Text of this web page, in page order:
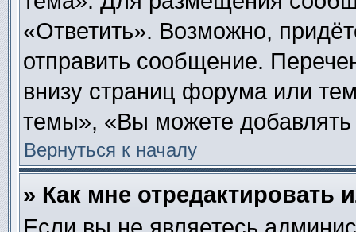
«Ответить». Возможно,
отправить сообщение.
внизу страниц форума или
темы», «Вы можете добавлять
Вернуться к началу
» Как мне отредактировать